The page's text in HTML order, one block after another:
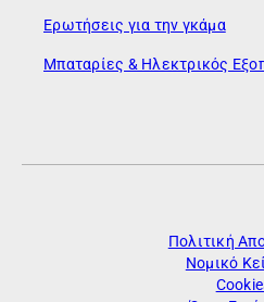
Ερωτήσεις για την γκάμα
Μπαταρίες & Ηλεκτρικός
Πολιτική
Νομικό